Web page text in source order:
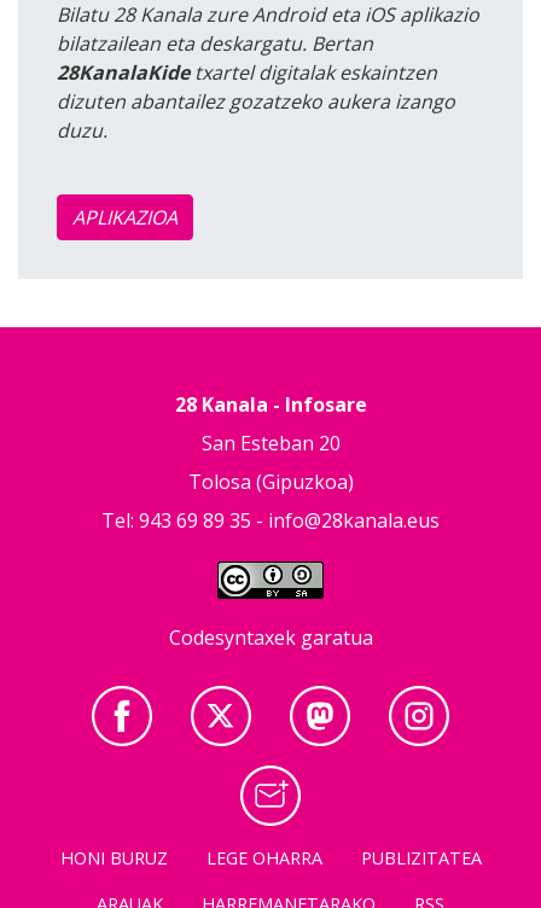
Bilatu 28 Kanala zure Android eta iOS aplikazio
bilatzailean eta deskargatu. Bertan
28KanalaKidetxartel digitalak eskaintzen
dizuten abantailez gozatzeko aukera izango
duzu.
APLIKAZIOA
28 Kanala - Infosare
San Esteban 20
Tolosa (Gipuzkoa)
Tel: 943 69 89 35 - info@28kanala.eus
Codesyntaxek garatua
HONI BURUZ LEGE OHARRA
PUBLIZITATEA